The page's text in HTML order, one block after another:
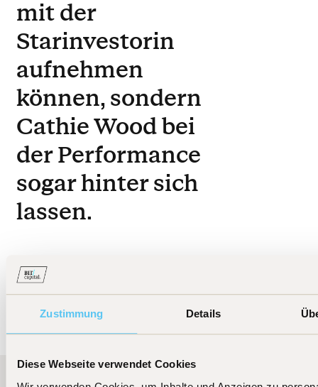
Zustimmung Details
Diese Webseite verwendet Cookies
mit der
Starinvestorin
aufnehmen
können, sondern
Cathie Wood bei
der Performance
sogar hinter sich
lassen.
Zum Artikel